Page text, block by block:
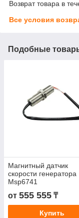
Возврат товара в
Все условия
Подобные
Магнитный датчик
скорости генератора
Msp6741
от 555 555 ₸
Купить